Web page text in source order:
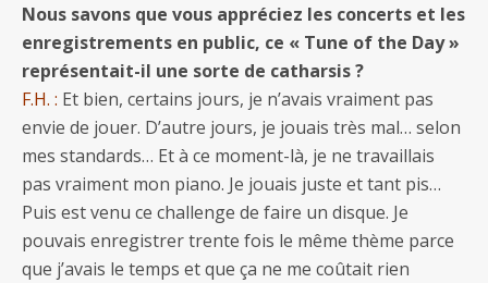
Nous savons que vous appréciez les concerts et les
enregistrements en public, ce « Tune of the Day »
représentait-il une sorte de catharsis ?
F.H. : Et bien, certains jours, je n’avais vraiment pas
envie de jouer. D’autre jours, je jouais très mal… selon
mes standards… Et à ce moment-là, je ne travaillais
pas vraiment mon piano. Je jouais juste et tant pis…
Puis est venu ce challenge de faire un disque. Je
pouvais enregistrer trente fois le même thème parce
que j’avais le temps et que ça ne me coûtait rien